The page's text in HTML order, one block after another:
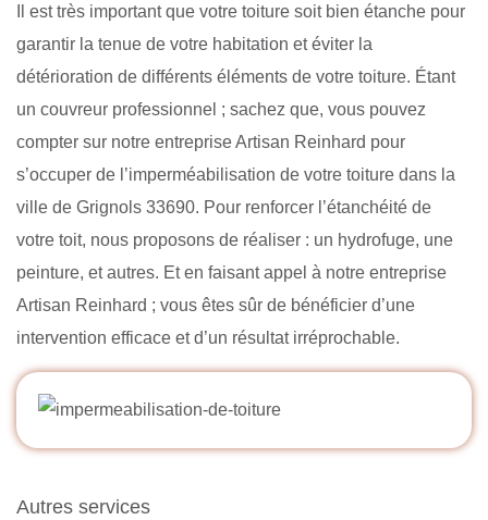
Il est très important que votre toiture soit bien étanche pour
garantir la tenue de votre habitation et éviter la
détérioration de différents éléments de votre toiture. Étant
un couvreur professionnel ; sachez que, vous pouvez
compter sur notre entreprise Artisan Reinhard pour
s’occuper de l’imperméabilisation de votre toiture dans la
ville de Grignols 33690. Pour renforcer l’étanchéité de
votre toit, nous proposons de réaliser : un hydrofuge, une
peinture, et autres. Et en faisant appel à notre entreprise
Artisan Reinhard ; vous êtes sûr de bénéficier d’une
intervention efficace et d’un résultat irréprochable.
Autres services